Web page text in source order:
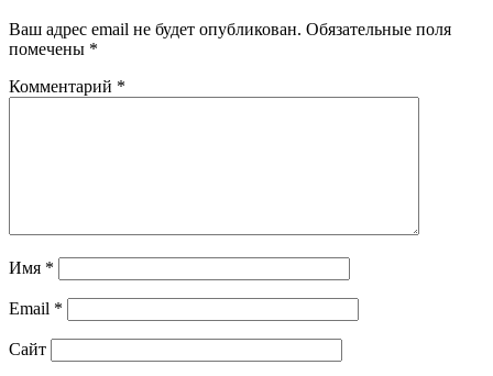
Ваш адрес email не будет опубликован. Обязательные поля
помечены *
Комментарий *
Имя *
Email *
Сайт